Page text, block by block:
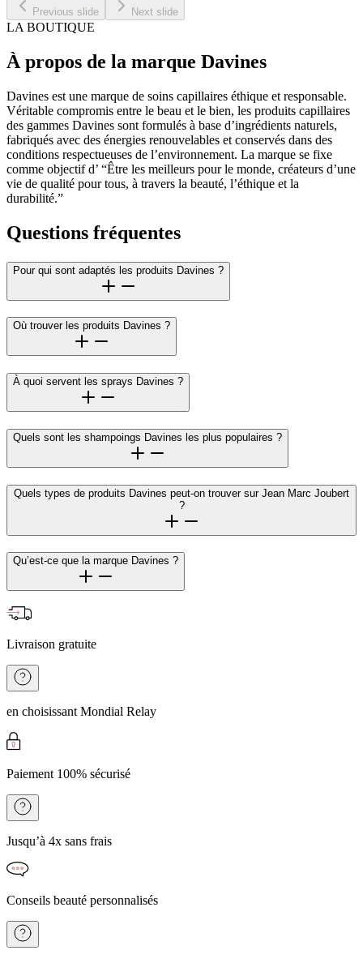
Previous slide Next slide
LA BOUTIQUE
À propos de la marque Davines
Davines est une marque de soins capillaires éthique et responsable.
Véritable compromis entre le beau et le bien, les produits capillaires
des gammes Davines sont formulés à base d’ingrédients naturels,
fabriqués avec des énergies renouvelables et conservés dans des
conditions respectueuses de l’environnement. La marque se fixe
comme objectif d’ “Être les meilleurs pour le monde, créateurs d’une
vie de qualité pour tous, à travers la beauté, l’éthique et la
durabilité.”
Questions fréquentes
Pour qui sont adaptés les produits Davines ?
Où trouver les produits Davines ?
À quoi servent les sprays Davines ?
Quels sont les shampoings Davines les plus populaires ?
Quels types de produits Davines peut-on trouver sur Jean Marc Joubert
?
Qu’est-ce que la marque Davines ?
Livraison gratuite
en choisissant Mondial Relay
Paiement 100% sécurisé
Jusqu’à 4x sans frais
Conseils beauté personnalisés